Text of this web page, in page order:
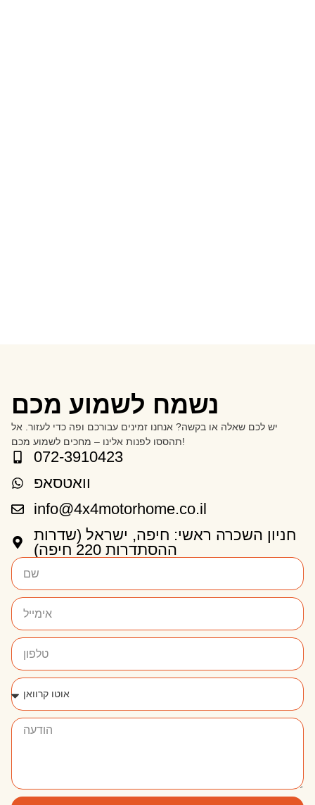
נשמח לשמוע מכם
יש לכם שאלה או בקשה? אנחנו זמינים עבורכם ופה כדי לעזור. אל
תהססו לפנות אלינו – מחכים לשמוע מכם!
072-3910423
וואטסאפ
info@4x4motorhome.co.il
חניון השכרה ראשי: חיפה, ישראל (שדרות
ההסתדרות 220 חיפה)